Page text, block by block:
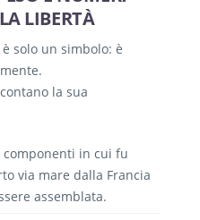
LIBERTÀ
solo un simbolo: è
la sua
in cui fu
via mare dalla Francia
assemblata.